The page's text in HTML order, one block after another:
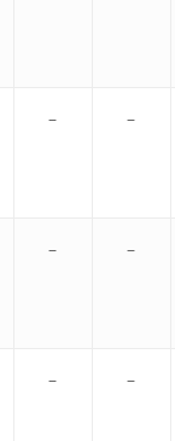
– –
– –
– –